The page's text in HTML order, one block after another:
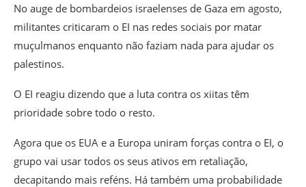
No auge de bombardeios israelenses de Gaza em agosto,
militantes criticaram o EI nas redes sociais por matar
muçulmanos enquanto não faziam nada para ajudar os
palestinos.
O EI reagiu dizendo que a luta contra os xiitas têm
prioridade sobre todo o resto.
Agora que os EUA e a Europa uniram forças contra o EI, o
grupo vai usar todos os seus ativos em retaliação,
decapitando mais reféns. Há também uma probabilidade